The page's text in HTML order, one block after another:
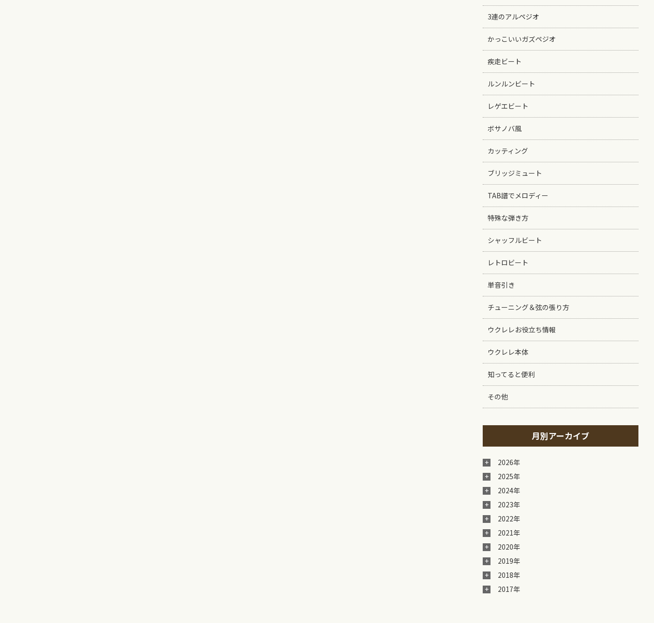
3連のアルペジオ
かっこいいガズペジオ
疾走ビート
ルンルンビート
レゲエビート
ボサノバ風
カッティング
ブリッジミュート
TAB譜でメロディー
特殊な弾き方
シャッフルビート
レトロビート
単音引き
チューニング＆弦の張り方
ウクレレお役立ち情報
ウクレレ本体
知ってると便利
その他
月別アーカイブ
2026年
2025年
2024年
2023年
2022年
2021年
2020年
2019年
2018年
2017年